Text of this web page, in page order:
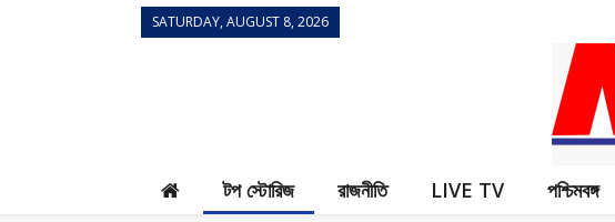
SATURDAY, AUGUST 8, 2026
টপ স্টোরিজ রাজনীতি LIVE TV পশ্চিমবঙ্গ